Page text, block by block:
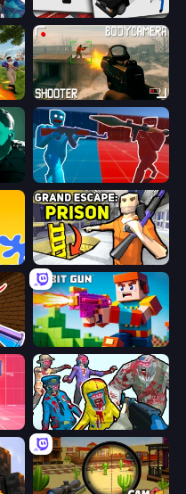
Monster Shooter Apocalypse Stickman Prison: Counter Assault
BodyCamera Shooter
Battle of the Soldiers: Red vs Blue
Grand Escape: Prison
Bit Gun.io
Zombies Shooter